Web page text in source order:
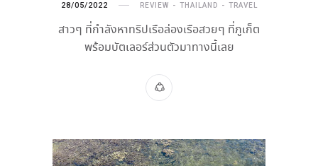
28/05/2022 REVIEW THAILAND TRAVEL
สาวๆ ที่กำลังหาทริปเรือล่องเรือสวยๆ ที่ภูเก็ต
พร้อมบัตเลอร์ส่วนตัวมาทางนี้เลย